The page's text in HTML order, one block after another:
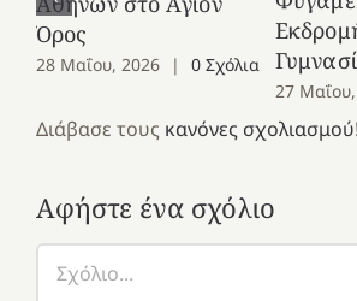
Όρος
28 Μαΐου, 2026 | 0 Σχόλια
27
Διάβασε τους κανόνες σχολιασμού!
Αφήστε ένα σχόλιο